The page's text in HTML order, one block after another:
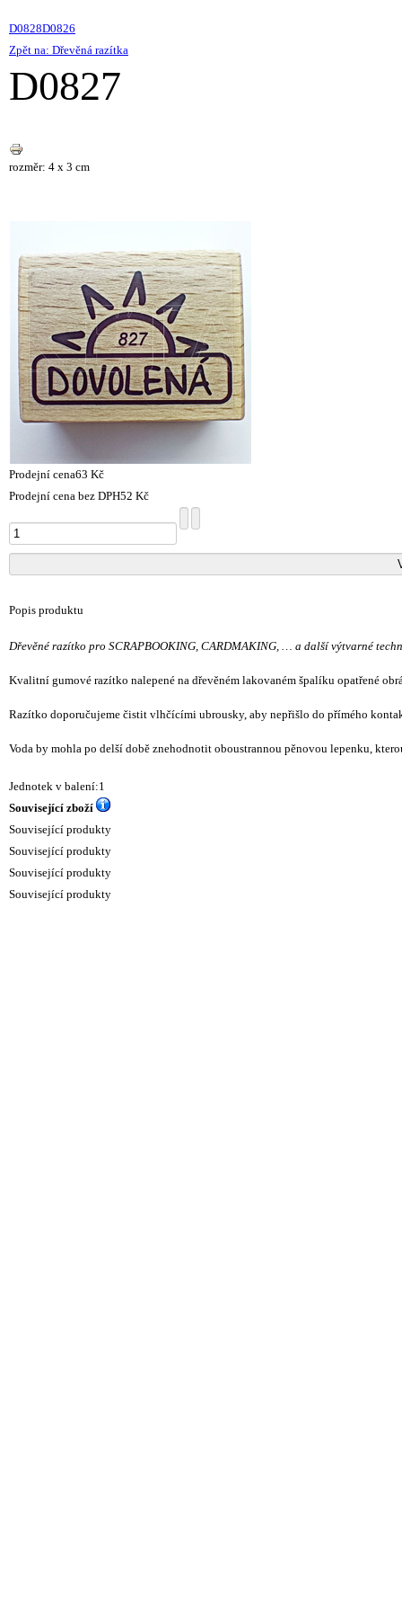
D0828D0826
Zpět na: Dřevěná razítka
D0827
rozměr: 4 x 3 cm
Prodejní cena63 Kč
Prodejní cena bez DPH52 Kč
Popis produktu
Dřevěné razítko pro SCRAPBOOKING, CARDMAKING, … a další výtvarné
Kvalitní gumové razítko nalepené na dřevěném lakovaném špalíku opatřené
Razítko doporučujeme čistit vlhčícími ubrousky, aby nepřišlo do přímého
Voda by mohla po delší době znehodnotit oboustrannou pěnovou lepenku,
Jednotek v balení:1
Související zboží
Související produkty
Související produkty
Související produkty
Související produkty